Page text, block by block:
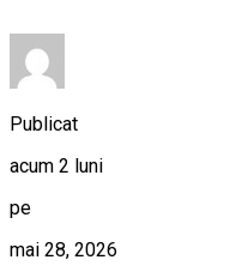
Publicat
acum 2 luni
pe
mai 28, 2026